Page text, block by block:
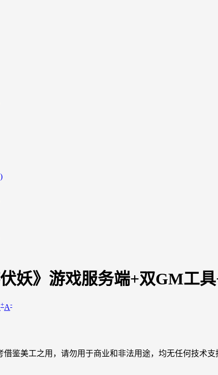
妖》游戏服务端+双GM工
+A-
鉴美工之用，请勿用于商业和非法用途，均无任何技术支